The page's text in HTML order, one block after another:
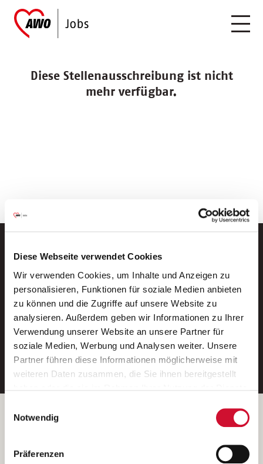
Diese Webseite verwendet Cookies
Wir verwenden Cookies, um Inhalte und Anzeigen zu
personalisieren, Funktionen für soziale Medien anbieten
zu können und die Zugriffe auf unsere Website zu
analysieren. Außerdem geben wir Informationen zu Ihrer
Verwendung unserer Website an unsere Partner für
soziale Medien, Werbung und Analysen weiter. Unsere
Partner führen diese Informationen möglicherweise mit
weiteren Daten zusammen, die Sie ihnen bereitgestellt
Wenn Sie auf „Cookies zulassen“ klicken, so stimmen
Sie der Speicherung sämtlicher Cookies zu. Sie können
Ihre Einwilligung selbstverständlich jederzeit widerrufen,
indem Sie die Cookie-Einstellungen aufrufen und diese
Notwendig
Präferenzen
Diese Stellenausschreibung ist nicht
mehr verfügbar.
Neue Stellen per E-Mail.
Ein kostenloser Service von AWO
Jobs.
E-Mail-Adresse eintragen
Betreiber der Webseite
Kantstraße 45a